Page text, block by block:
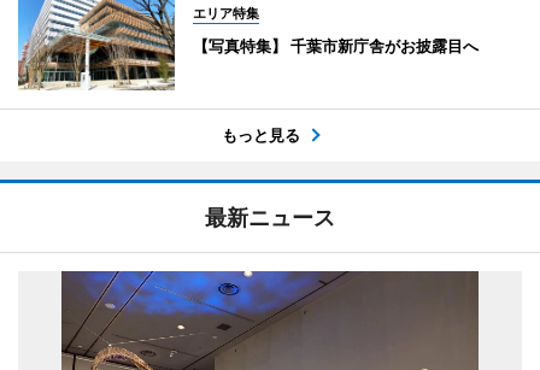
エリア特集
【写真特集】 千葉市新庁舎がお披露目へ
もっと見る
最新ニュース